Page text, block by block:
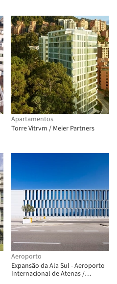
Apartamentos
Torre Vitrvm / Meier Partners
Aeroporto
Expansão da Ala Sul - Aeroporto
Internacional de Atenas /